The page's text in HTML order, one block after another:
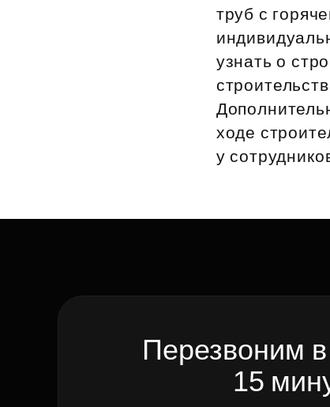
труб с
узнать о
ходе
у
Перезвоним
15